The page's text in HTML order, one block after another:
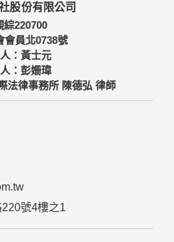
股份有限公司
綜220700
會員北0738號
：黃士元
：彭姍瑋
法律事務所 陳德弘 律師
號4樓之1